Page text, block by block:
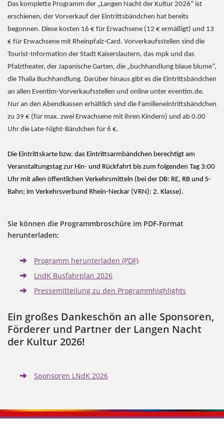
Das komplette Programm der „Langen Nacht der Kultur 2026“ ist
erschienen, der Vorverkauf der Eintrittsbändchen hat bereits
begonnen. Diese kosten 16 € für Erwachsene (12 € ermäßigt) und 13
€ für Erwachsene mit Rheinpfalz-Card. Vorverkaufsstellen sind die
Tourist-Information der Stadt Kaiserslautern, das mpk und das
Pfalztheater, der Japanische Garten, die „buchhandlung blaue blume“,
die Thalia Buchhandlung. Darüber hinaus gibt es die Eintrittsbändchen
an allen Eventim-Vorverkaufsstellen und online unter eventim.de.
Nur an den Abendkassen erhältlich sind die Familieneintrittsbändchen
zu 39 € (für max. zwei Erwachsene mit ihren Kindern) und ab 0.00
Uhr die Late-Night-Bändchen für 6 €.
Die Eintrittskarte bzw. das Eintrittsarmbändchen berechtigt am
Veranstaltungstag zur Hin- und Rückfahrt bis zum folgenden Tag 3:00
Uhr mit allen öffentlichen Verkehrsmitteln (bei der DB: RE, RB und S-
Bahn; im Verkehrsverbund Rhein-Neckar (VRN): 2. Klasse).
Sie können die Programmbroschüre im PDF-Format
herunterladen:
Programm herunterladen (PDF)
LndK Busfahrplan 2026
Pressemitteilung zu den Programmhighlights
Ein großes Dankeschön an alle Sponsoren,
Förderer und Partner der Langen Nacht
der Kultur 2026!
Sponsoren LNdK 2026